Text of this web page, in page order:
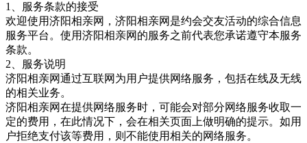
1、服务条款的接受
欢迎使用济阳相亲网，济阳相亲网是约会交友活动的综合信息
服务平台。使用济阳相亲网 的服务之前代表您承诺遵守本服务
条款。
2、服务说明
济阳相亲网通过互联网为用户提供网络服务，包括在线及无线
的相关业务。
济阳相亲网在提供网络服务时，可能会对部分网络服务收取一
定的费用，在此情况下，会在相关页面上做明确的提示。如用
户拒绝支付该等费用，则不能使用相关的网络服务。